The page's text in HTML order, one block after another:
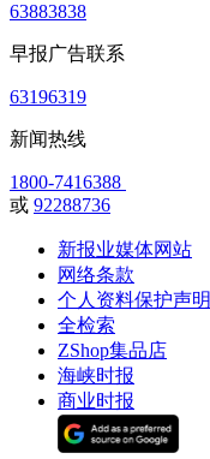
63883838
早报广告联系
63196319
新闻热线
1800-7416388
或 92288736
新报业媒体网站
网络条款
个人资料保护声明
全检索
ZShop集品店
海峡时报
商业时报